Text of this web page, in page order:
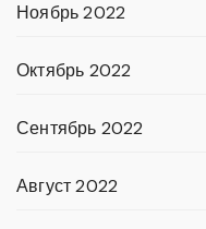
Ноябрь 2022
Октябрь 2022
Сентябрь 2022
Август 2022